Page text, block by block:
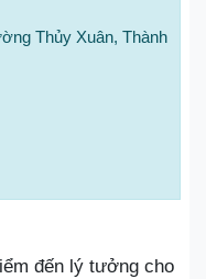
Thủy Xuân, Thành
đến lý tưởng cho